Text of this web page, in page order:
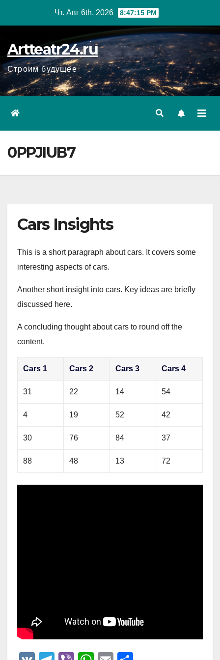
Чт. Авг 6th, 2026 8:47:16 PM
Artteatr24.ru
Строим будущее
0PPJIUB7
Cars Insights
This is a short paragraph about cars. It covers some
interesting aspects of cars.
Another short insight into cars. Key ideas are briefly
discussed here.
A concluding thought about cars to round off the
content.
Cars 1 Cars 2 Cars 3 Cars 4
31 22 14 54
4 19 52 42
30 76 84 37
88 48 13 72